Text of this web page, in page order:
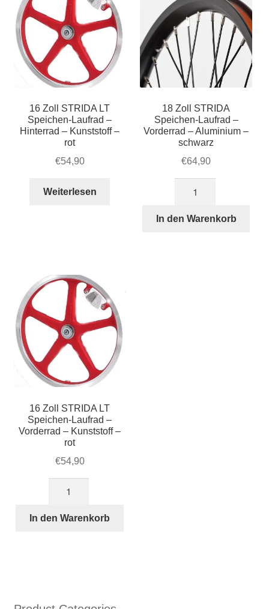
16 Zoll STRIDA LT
Speichen-Laufrad –
Hinterrad – Kunststoff –
rot
€54,90
Weiterlesen
18 Zoll STRIDA
Speichen-Laufrad –
Vorderrad – Aluminium –
schwarz
€64,90
STRIDA
In den Warenkorb
16 Zoll STRIDA LT
Speichen-Laufrad –
Vorderrad – Kunststoff –
rot
€54,90
STRIDA
-
In den Warenkorb